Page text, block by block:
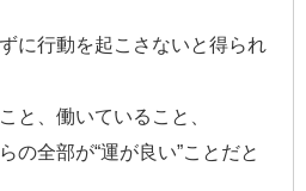
に行動を起こさないと得られ
と、働いていること、
の全部が“運が良い”ことだと